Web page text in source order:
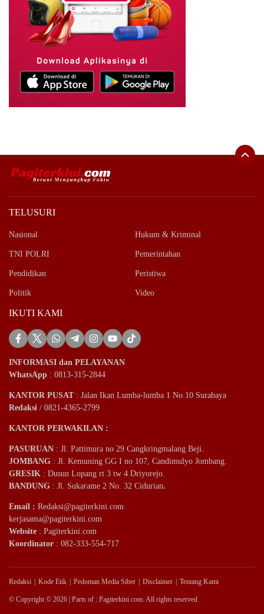
TELUSURI
Nasional Hukum & Kriminal
TNI POLRI Pemerintahan
Pendidikan Peristiwa
Politik Video
IKUTI KAMI
INFORMASI dan PELAYANAN
WhatsApp : 0813-315-2844
KANTOR PUSAT: Jalan Ikan Lumba-lumba 1 No 10 Surabaya
Redaksi / 0821-4365-2799
KANTOR PERWAKILAN :
PASURUAN : Jl. Pattimura no 29 Cangkringmalang Beji.
JOMBANG : Jl. Kemuning GG I no 107, Candimulyo Jombang.
GRESIK : Dusun Lopang rt 3 tw 4 Driyorejo.
BANDUNG : Jl. Sukarame 2 No. 32 Cidurian.
Email : Redaksi@pagiterkini.com
kerjasama@pagiterkini.com
Website : Pagiterkini.com
Koordinator : 082-333-554-717
Redaksi Kode Etik Pedoman Media Siber Disclaimer Tentang Kami
© Copyright © 2026 | Parts of : Pagiterkini.com. All rights reserved